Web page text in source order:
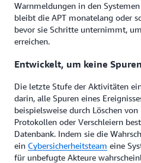
Warnmeldungen in den
bleibt die APT monatelang oder
bevor sie Schritte unternimmt,
erreichen.
Entwickelt, um keine
Die letzte Stufe der Aktivitäten
darin, alle Spuren eines
beispielsweise durch Löschen
Protokollen oder Verschleiern
Datenbank. Indem sie die
ein Cybersicherheitsteam eine
für unbefugte Akteure